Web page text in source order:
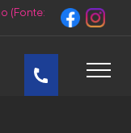
(Fonte: